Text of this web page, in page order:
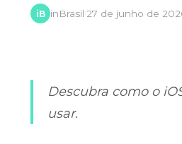
iB inBrasil·27 de junho de
Descubra como o
usar.